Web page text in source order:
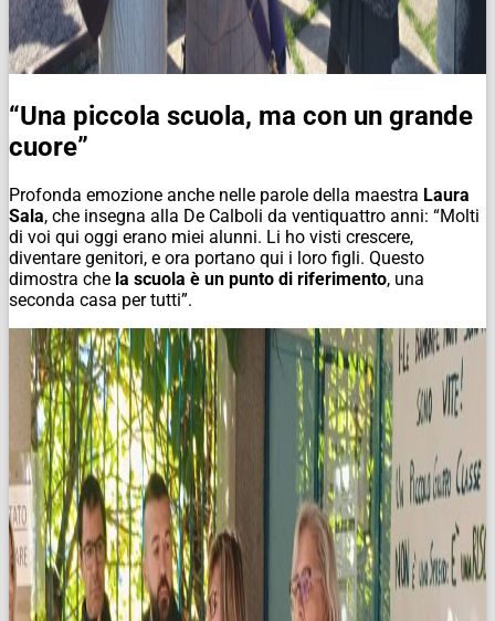
“Una piccola scuola, ma con un grande
cuore”
Profonda emozione anche nelle parole della maestra Laura
Sala, che insegna alla De Calboli da ventiquattro anni: “Molti
di voi qui oggi erano miei alunni. Li ho visti crescere,
diventare genitori, e ora portano qui i loro figli. Questo
dimostra che la scuola è un punto di riferimento, una
seconda casa per tutti”.